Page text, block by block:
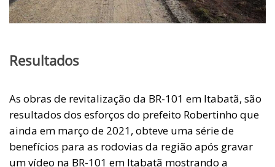
Resultados
As obras de revitalização da BR-101 em Itabatã, são
resultados dos esforços do prefeito Robertinho que
ainda em março de 2021, obteve uma série de
benefícios para as rodovias da região após gravar
um vídeo na BR-101 em Itabatã mostrando a